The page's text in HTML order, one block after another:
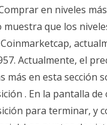
en niveles
muestra que los
Actualmente, el
más en esta sección
. En la pantalla
para terminar, y